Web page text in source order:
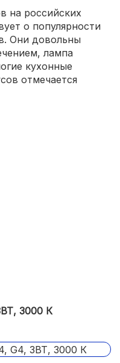
на российских
о популярности
Они довольны
лампа
кухонные
отмечается
3000 К